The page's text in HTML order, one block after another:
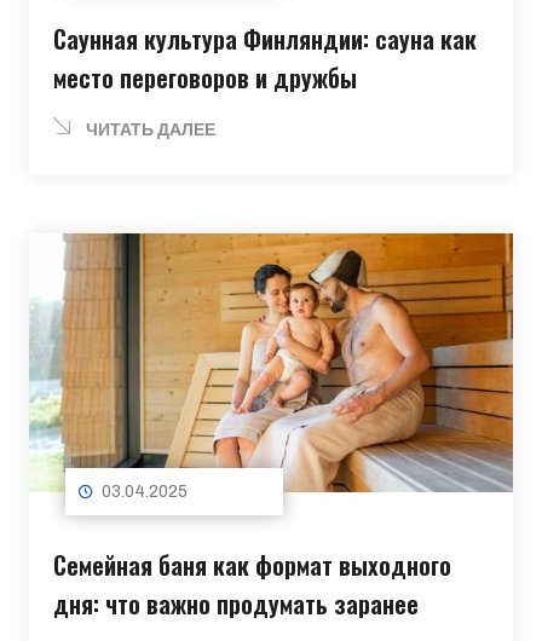
Саунная культура Финляндии: сауна как
место переговоров и дружбы
ЧИТАТЬ ДАЛЕЕ
03.04.2025
Семейная баня как формат выходного
дня: что важно продумать заранее